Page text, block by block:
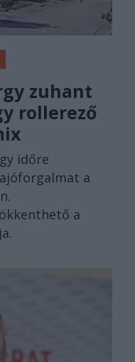
zuhant
rollerező
időre
a
a